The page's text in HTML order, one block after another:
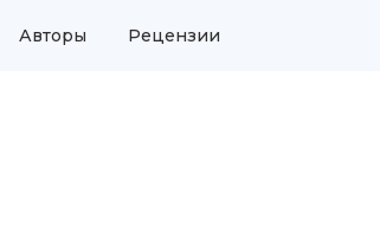
Авторы Рецензии